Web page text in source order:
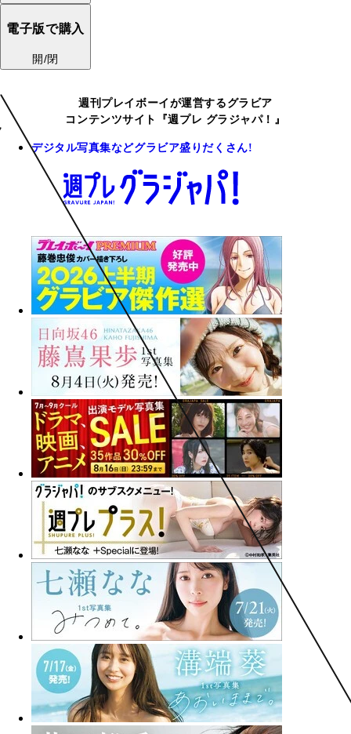
電子版で購入
開/閉
週刊プレイボーイが運営するグラビア
コンテンツサイト『週プレ グラジャパ！』
デジタル写真集などグラビア盛りだくさん!